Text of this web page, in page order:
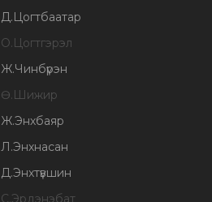
Д.Цогтбаатар
О.Цогтгэрэл
Ж.Чинбүрэн
Ө.Шижир
Ж.Энхбаяр
Л.Энхнасан
Д.Энхтүвшин
С.Эрдэнэбат